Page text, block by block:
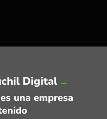
Digital
una empresa